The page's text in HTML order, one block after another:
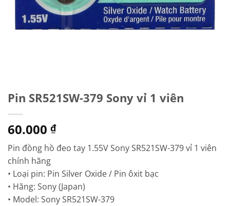
Pin SR521SW-379 Sony vỉ 1 viên
60.000 ₫
Pin đồng hồ đeo tay 1.55V Sony SR521SW-379 vỉ 1 viên
chính hãng
• Loại pin: Pin Silver Oxide / Pin ôxit bạc
• Hãng: Sony (Japan)
• Model: Sony SR521SW-379